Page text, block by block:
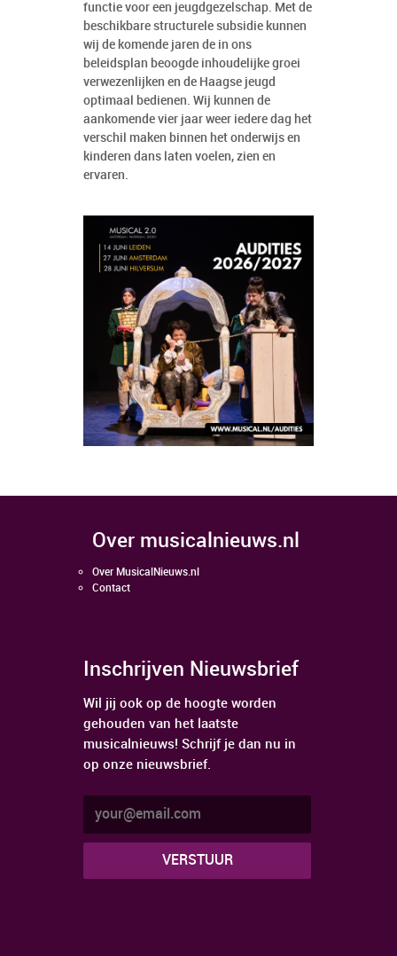
functie voor een jeugdgezelschap. Met de
beschikbare structurele subsidie kunnen
wij de komende jaren de in ons
beleidsplan beoogde inhoudelijke groei
verwezenlijken en de Haagse jeugd
optimaal bedienen. Wij kunnen de
aankomende vier jaar weer iedere dag het
verschil maken binnen het onderwijs en
kinderen dans laten voelen, zien en
ervaren.
over musicalnieuws.nl
Over MusicalNieuws.nl
Contact
Inschrijven Nieuwsbrief
Wil jij ook op de hoogte worden
gehouden van het laatste
musicalnieuws! Schrijf je dan nu in
op onze nieuwsbrief.